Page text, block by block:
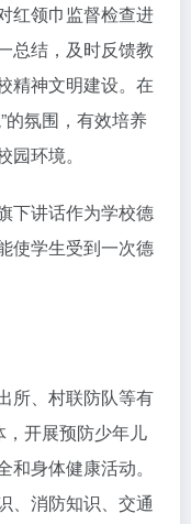
红领巾监督检查进
总结，及时反馈教
精神文明建设。在
的氛围，有效培养
环境。
下讲话作为学校德
使学生受到一次德
所、村联防队等有
，开展预防少年儿
身体健康活动。
、消防知识、交通